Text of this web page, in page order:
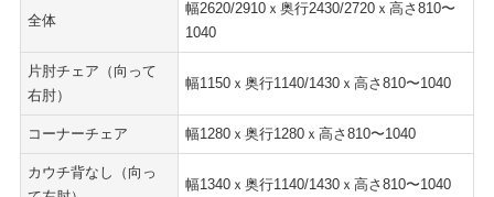
全体
幅2620/2910ｘ奥行2430/2720ｘ高さ810〜
1040
片肘チェア（向って
右肘）
幅1150ｘ奥行1140/1430ｘ高さ810〜1040
コーナーチェア 幅1280ｘ奥行1280ｘ高さ810〜1040
カウチ背なし（向っ
幅1340ｘ奥行1140/1430ｘ高さ810〜1040